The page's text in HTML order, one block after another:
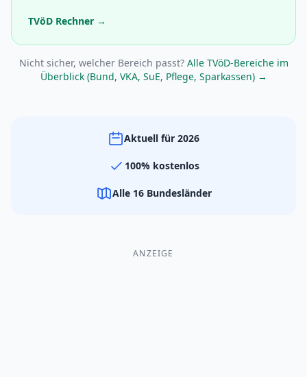
TVöD Rechner →
Nicht sicher, welcher Bereich passt? Alle TVöD-Bereiche im
Überblick (Bund, VKA, SuE, Pflege, Sparkassen) →
Aktuell für 2026
100% kostenlos
Alle 16 Bundesländer
ANZEIGE